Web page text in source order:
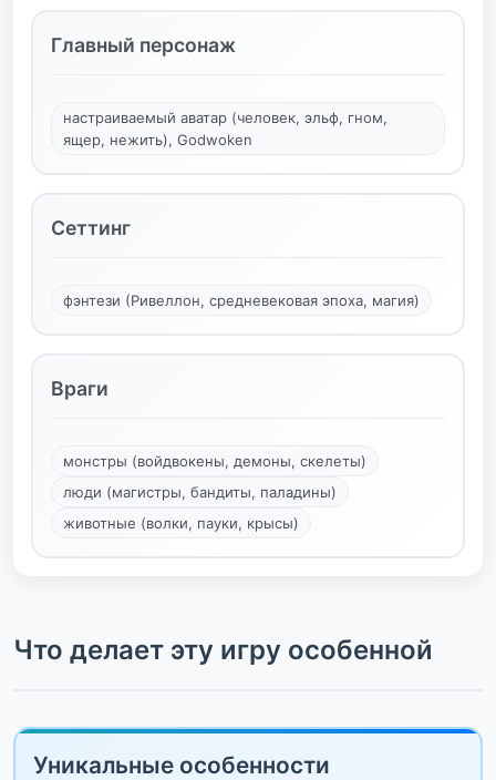
Главный персонаж
настраиваемый аватар (человек, эльф, гном,
ящер, нежить), Godwoken
Сеттинг
фэнтези (Ривеллон, средневековая эпоха, магия)
Враги
монстры (войдвокены, демоны, скелеты)
люди (магистры, бандиты, паладины)
животные (волки, пауки, крысы)
Что делает эту игру особенной
Уникальные особенности